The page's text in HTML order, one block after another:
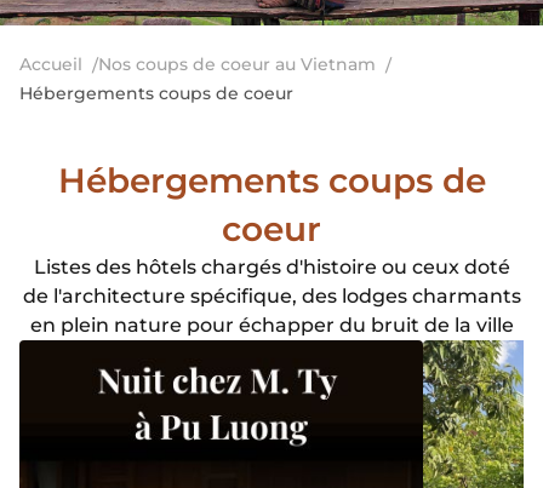
Accueil
Nos coups de coeur au Vietnam
Hébergements coups de coeur
Hébergements coups de
coeur
Listes des hôtels chargés d'histoire ou ceux doté
de l'architecture spécifique, des lodges charmants
en plein nature pour échapper du bruit de la ville